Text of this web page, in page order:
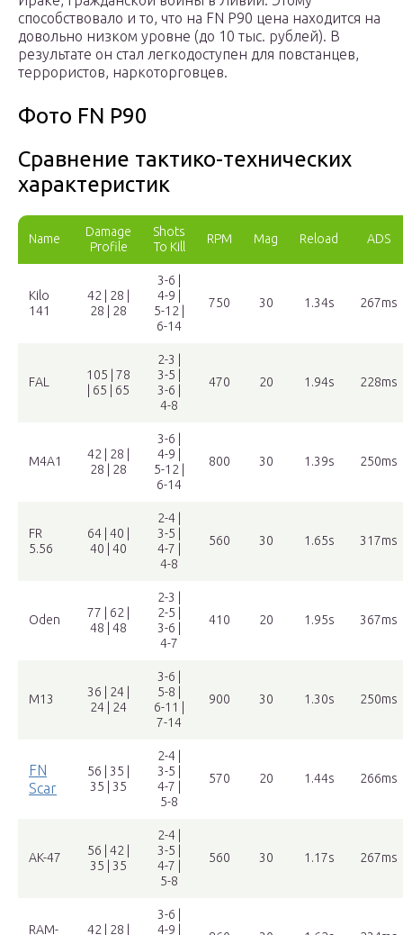
способствовало и то, что на FN P90 цена находится на
довольно низком уровне (до 10 тыс. рублей). В
результате он стал легкодоступен для повстанцев,
террористов, наркоторговцев.
Фото FN Р90
Сравнение тактико-технических
характеристик
Name
Damage
Profile
Shots
To Kill
RPM Mag Reload ADS
Kilo
141
42 | 28 |
28 | 28
3-6 |
4-9 |
5-12 |
6-14
750 30 1.34s 267ms
FAL
105 | 78
| 65 | 65
2-3 |
3-5 |
3-6 |
4-8
470 20 1.94s 228ms
M4A1
42 | 28 |
28 | 28
3-6 |
4-9 |
5-12 |
6-14
800 30 1.39s 250ms
FR
5.56
64 | 40 |
40 | 40
2-4 |
3-5 |
4-7 |
4-8
560 30 1.65s 317ms
Oden
77 | 62 |
48 | 48
2-3 |
2-5 |
3-6 |
4-7
410 20 1.95s 367ms
M13
36 | 24 |
24 | 24
3-6 |
5-8 |
6-11 |
7-14
900 30 1.30s 250ms
FN
Scar
56 | 35 |
35 | 35
2-4 |
3-5 |
4-7 |
5-8
570 20 1.44s 266ms
AK-47
56 | 42 |
35 | 35
2-4 |
3-5 |
4-7 |
5-8
560 30 1.17s 267ms
RAM- 42 | 28 |
3-6 |
4-9 |